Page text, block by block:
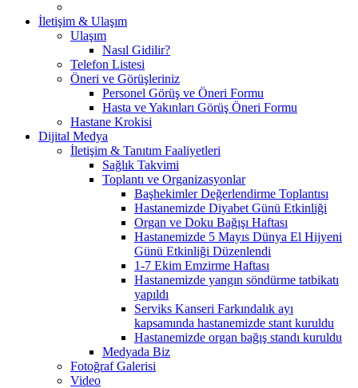
İletişim & Ulaşım
Ulaşım
Nasıl Gidilir?
Telefon Listesi
Öneri ve Görüşleriniz
Personel Görüş ve Öneri Formu
Hasta ve Yakınları Görüş Öneri Formu
Hastane Krokisi
Dijital Medya
İletişim & Tanıtım Faaliyetleri
Sağlık Takvimi
Toplantı ve Organizasyonlar
Başhekimler Değerlendirme Toplantısı
Hastanemizde Diyabet Günü Etkinliği
Organ ve Doku Bağışı Haftası
Hastanemizde 5 Mayıs Dünya El Hijyeni
Günü Etkinliği Düzenlendi
1-7 Ekim Emzirme Haftası
Hastanemizde yangın söndürme tatbikatı
yapıldı
Serviks Kanseri Farkındalık ayı
kapsamında hastanemizde stant kuruldu
Hastanemizde organ bağış standı kuruldu
Medyada Biz
Fotoğraf Galerisi
Video